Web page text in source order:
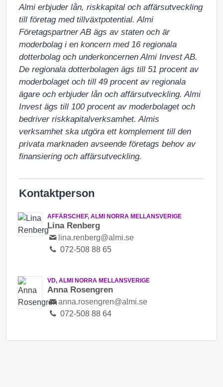
Almi erbjuder lån, riskkapital och affärsutveckling
till företag med tillväxtpotential. Almi
Företagspartner AB ägs av staten och är
moderbolag i en koncern med 16 regionala
dotterbolag och underkoncernen Almi Invest AB.
De regionala dotterbolagen ägs till 51 procent av
moderbolaget och till 49 procent av regionala
ägare och erbjuder lån och affärsutveckling. Almi
Invest ägs till 100 procent av moderbolaget och
bedriver riskkapitalverksamhet. Almis
verksamhet ska utgöra ett komplement till den
privata marknaden avseende företags behov av
finansiering och affärsutveckling.
Kontaktperson
AFFÄRSCHEF, ALMI NORRA MELLANSVERIGE
Lina Renberg
lina.renberg@almi.se
072-508 88 65
VD, ALMI NORRA MELLANSVERIGE
Anna Rosengren
anna.rosengren@almi.se
072-508 88 64